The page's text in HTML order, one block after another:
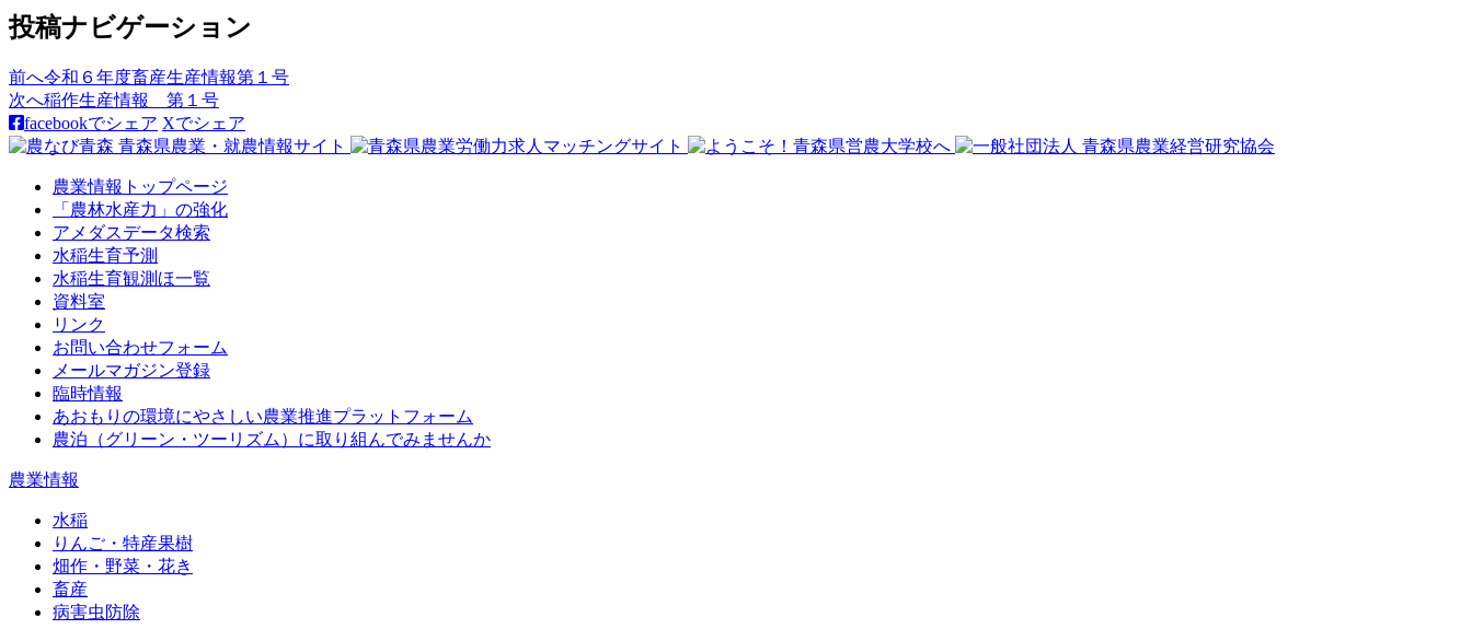
投稿ナビゲーション
前へ令和６年度畜産生産情報第１号
次へ稲作生産情報 第１号
facebookでシェア Xでシェア
農業情報トップページ
「農林水産力」の強化
アメダスデータ検索
水稲生育予測
水稲生育観測ほ一覧
資料室
リンク
お問い合わせフォーム
メールマガジン登録
臨時情報
あおもりの環境にやさしい農業推進プラットフォーム
農泊（グリーン・ツーリズム）に取り組んでみませんか
農業情報
水稲
りんご・特産果樹
畑作・野菜・花き
畜産
病害虫防除